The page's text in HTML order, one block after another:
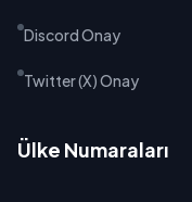
Discord Onay
Twitter (X) Onay
Ülke Numaraları